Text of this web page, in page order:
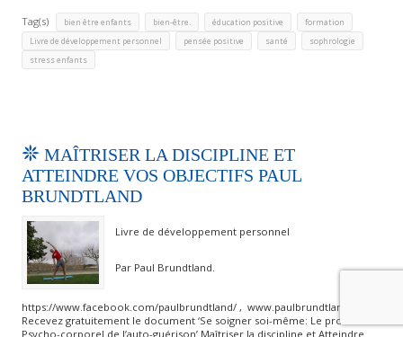
Tag(s) bien être enfants bien-être. éducation positive formation
Livre de développement personnel pensée positive santé sophrologie
stress enfants
MAÎTRISER LA DISCIPLINE ET
ATTEINDRE VOS OBJECTIFS PAUL
BRUNDTLAND
Livre de développement personnel
Par Paul Brundtland.
https://www.facebook.com/paulbrundtland/ , www.paulbrundtland.com
Recevez gratuitement le document ‘Se soigner soi-même: Le processus
Psycho-corporel de l’auto-guérison’ Maîtriser la discipline et Atteindre